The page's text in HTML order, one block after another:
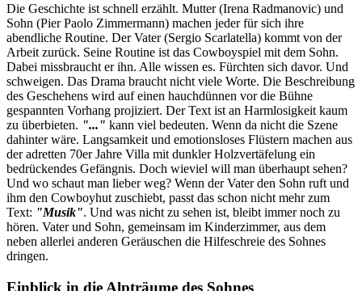
Die Geschichte ist schnell erzählt. Mutter (Irena Radmanovic) und
Sohn (Pier Paolo Zimmermann) machen jeder für sich ihre
abendliche Routine. Der Vater (Sergio Scarlatella) kommt von der
Arbeit zurück. Seine Routine ist das Cowboyspiel mit dem Sohn.
Dabei missbraucht er ihn. Alle wissen es. Fürchten sich davor. Und
schweigen. Das Drama braucht nicht viele Worte. Die Beschreibung
des Geschehens wird auf einen hauchdünnen vor die Bühne
gespannten Vorhang projiziert. Der Text ist an Harmlosigkeit kaum
zu überbieten. "..." kann viel bedeuten. Wenn da nicht die Szene
dahinter wäre. Langsamkeit und emotionsloses Flüstern machen aus
der adretten 70er Jahre Villa mit dunkler Holzvertäfelung ein
bedrückendes Gefängnis. Doch wieviel will man überhaupt sehen?
Und wo schaut man lieber weg? Wenn der Vater den Sohn ruft und
ihm den Cowboyhut zuschiebt, passt das schon nicht mehr zum
Text: "Musik". Und was nicht zu sehen ist, bleibt immer noch zu
hören. Vater und Sohn, gemeinsam im Kinderzimmer, aus dem
neben allerlei anderen Geräuschen die Hilfeschreie des Sohnes
dringen.
Einblick in die Alpträume des Sohnes